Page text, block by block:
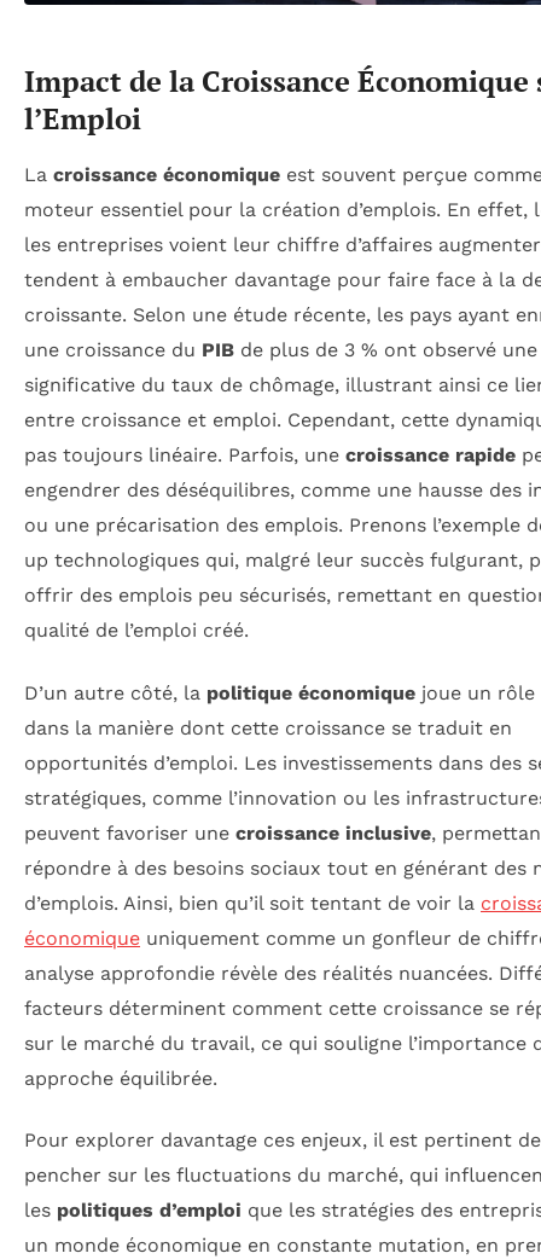
Impact de la Croissance Économique
l’Emploi
La croissance économique est souvent perçue
moteur essentiel pour la création d’emplois. En effet,
les entreprises voient leur chiffre d’affaires
tendent à embaucher davantage pour faire face à la
croissante. Selon une étude récente, les pays ayant
une croissance du PIB de plus de 3 % ont observé une
significative du taux de chômage, illustrant ainsi ce
entre croissance et emploi. Cependant, cette
pas toujours linéaire. Parfois, une croissance rapide
engendrer des déséquilibres, comme une hausse des
ou une précarisation des emplois. Prenons l’exemple
up technologiques qui, malgré leur succès fulgurant,
offrir des emplois peu sécurisés, remettant en
qualité de l’emploi créé.
D’un autre côté, la politique économique joue un rôle
dans la manière dont cette croissance se traduit en
opportunités d’emploi. Les investissements dans des
stratégiques, comme l’innovation ou les
peuvent favoriser une croissance inclusive,
répondre à des besoins sociaux tout en générant des
d’emplois. Ainsi, bien qu’il soit tentant de voir la
économique uniquement comme un gonfleur de
analyse approfondie révèle des réalités nuancées.
facteurs déterminent comment cette croissance se
sur le marché du travail, ce qui souligne l’importance
approche équilibrée.
Pour explorer davantage ces enjeux, il est pertinent
pencher sur les fluctuations du marché, qui
les politiques d’emploi que les stratégies des
un monde économique en constante mutation, en